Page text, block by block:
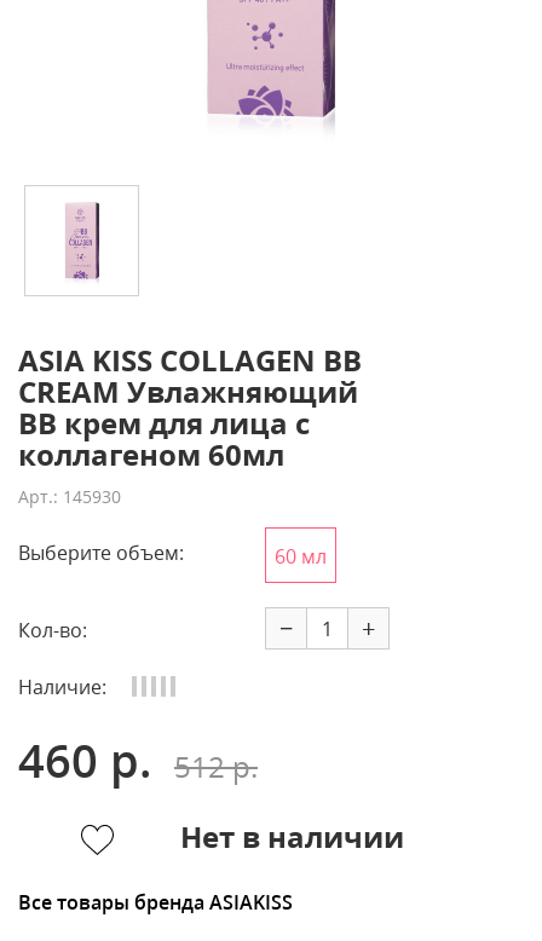
ASIA KISS COLLAGEN BB
CREAM Увлажняющий
ВВ крем для лица с
коллагеном 60мл
Арт.: 145930
Выберите объем: 60 мл
Кол-во: − +
Наличие:
460 р.
512 р.
Нет в наличии
Все товары бренда ASIAKISS